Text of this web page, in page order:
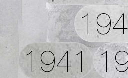
1941